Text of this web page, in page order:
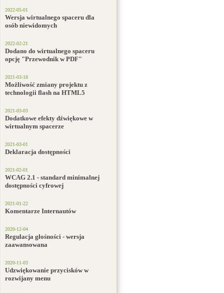
2022-05-01
Wersja wirtualnego spaceru dla
osób niewidomych
2022-02-21
Dodano do wirtualnego spaceru
opcję "Przewodnik w PDF"
2021-03-18
Możliwość zmiany projektu z
technologii flash na HTML5
2021-03-03
Dodatkowe efekty dźwiękowe w
wirtualnym spacerze
2021-03-01
Deklaracja dostępności
2021-02-01
WCAG 2.1 - standard minimalnej
dostępności cyfrowej
2021-01-22
Komentarze Internautów
2020-12-04
Regulacja głośności - wersja
zaawansowana
2020-11-03
Udzwiękowanie przycisków w
rozwijany menu